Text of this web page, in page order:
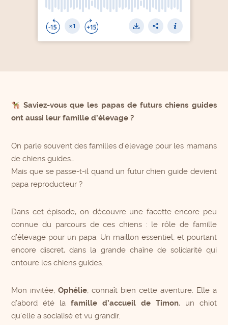
Saviez-vous que les papas de futurs chiens guides
ont aussi leur famille d’élevage ?
On parle souvent des familles d’élevage pour les mamans
de chiens guides…
Mais que se passe-t-il quand un futur chien guide devient
papa reproducteur ?
Dans cet épisode, on découvre une facette encore peu
connue du parcours de ces chiens : le rôle de famille
d’élevage pour un papa. Un maillon essentiel, et pourtant
encore discret, dans la grande chaîne de solidarité qui
entoure les chiens guides.
Mon invitée,Ophélie, connaît bien cette aventure. Elle a
d’abord été lafamille d’accueil de Timon, un chiot
qu’elle a socialisé et vu grandir.